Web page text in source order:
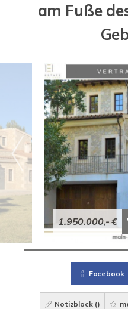
am Fuße
1.950.000,- €
Facebook
Notizblock ()